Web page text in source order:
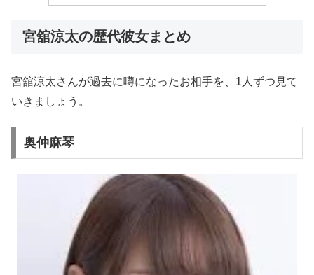
宮舘涼太の歴代彼女まとめ
宮舘涼太さんが過去に噂になったお相手を、1人ずつ見て
いきましょう。
奥仲麻琴